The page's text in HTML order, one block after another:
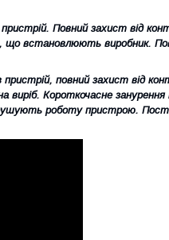
Повний захист від
що встановлюють виробник.
повний захист від
виріб. Короткочасне
роботу пристрою.